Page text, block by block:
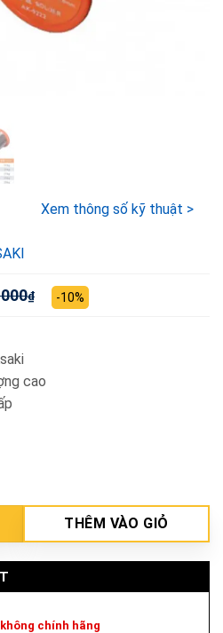
Xem thông số kỹ thuật >
₫ -10%
cao
1.0mm Asaki AK-9222 số lượng
THÊM VÀO GIỎ
chính hãng